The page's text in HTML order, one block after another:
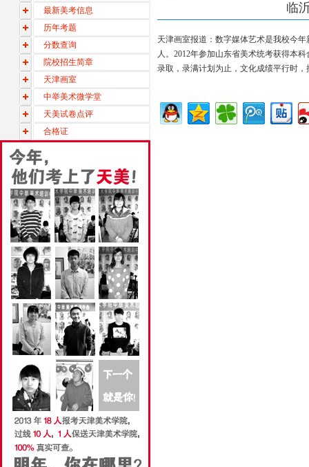
最新美考信息
历年考题
分数查询
院校招生简章
天津画室
中举美术微学堂
天美试卷点评
合格证
临
天津画室报道：数字媒体艺术是我校今
人。2012年参加山东省美术统考获得本
录取，录满计划为止，文化成绩平行时